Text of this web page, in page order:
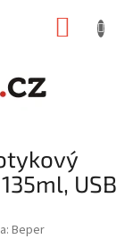
USB
Beper